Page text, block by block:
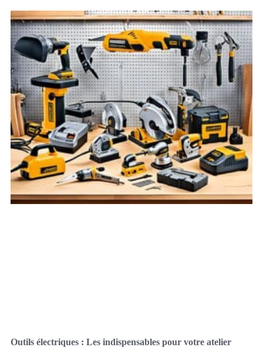
Outils électriques : Les indispensables pour votre atelier